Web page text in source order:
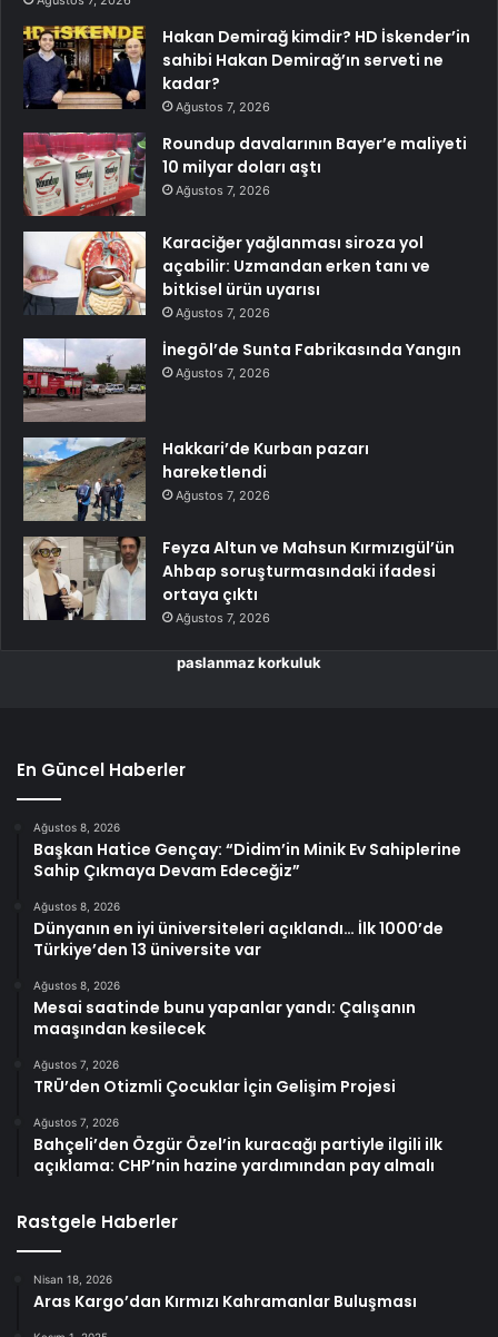
Hakan Demirağ kimdir? HD İskender’in
sahibi Hakan Demirağ’ın serveti ne
kadar?
Ağustos 7, 2026
Roundup davalarının Bayer’e maliyeti
10 milyar doları aştı
Ağustos 7, 2026
Karaciğer yağlanması siroza yol
açabilir: Uzmandan erken tanı ve
bitkisel ürün uyarısı
Ağustos 7, 2026
İnegöl’de Sunta Fabrikasında Yangın
Ağustos 7, 2026
Hakkari’de Kurban pazarı
hareketlendi
Ağustos 7, 2026
Feyza Altun ve Mahsun Kırmızıgül’ün
Ahbap soruşturmasındaki ifadesi
ortaya çıktı
Ağustos 7, 2026
paslanmaz korkuluk
En Güncel Haberler
Ağustos 8, 2026
Başkan Hatice Gençay: “Didim’in Minik Ev Sahiplerine
Sahip Çıkmaya Devam Edeceğiz”
Ağustos 8, 2026
Dünyanın en iyi üniversiteleri açıklandı… İlk 1000’de
Türkiye’den 13 üniversite var
Ağustos 8, 2026
Mesai saatinde bunu yapanlar yandı: Çalışanın
maaşından kesilecek
Ağustos 7, 2026
TRÜ’den Otizmli Çocuklar İçin Gelişim Projesi
Ağustos 7, 2026
Bahçeli’den Özgür Özel’in kuracağı partiyle ilgili ilk
açıklama: CHP’nin hazine yardımından pay almalı
Rastgele Haberler
Nisan 18, 2026
Aras Kargo’dan Kırmızı Kahramanlar Buluşması